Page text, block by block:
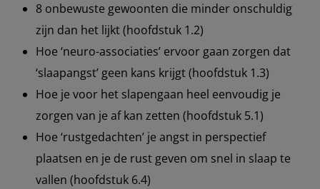
8 onbewuste gewoonten die minder onschuldig
zijn dan het lijkt (hoofdstuk 1.2)
Hoe ‘neuro-associaties’ ervoor gaan zorgen dat
‘slaapangst’ geen kans krijgt (hoofdstuk 1.3)
Hoe je voor het slapengaan heel eenvoudig je
zorgen van je af kan zetten (hoofdstuk 5.1)
Hoe ‘rustgedachten’ je angst in perspectief
plaatsen en je de rust geven om snel in slaap te
vallen (hoofdstuk 6.4)